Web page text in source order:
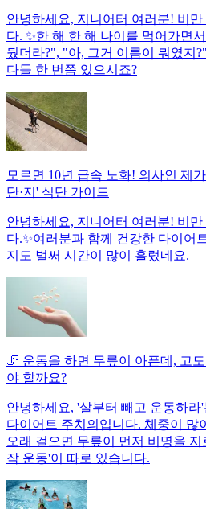
안녕하세요, 지니어터 여러분! 비만
다. ✨한 해 한 해 나이를 먹어가면
뒀더라?", "아, 그거 이름이 뭐였지
다들 한 번쯤 있으시죠?
모르면 10년 급속 노화! 의사인 제
단·지' 식단 가이드
안녕하세요, 지니어터 여러분! 비만
다.✨여러분과 함께 건강한 다이어
지도 벌써 시간이 많이 흘렀네요.
🦵 운동을 하면 무릎이 아픈데, 고
야 할까요?
안녕하세요, '살부터 빼고 운동하
다이어트 주치의입니다. 체중이 많
오래 걸으면 무릎이 먼저 비명을 지
작 운동'이 따로 있습니다.